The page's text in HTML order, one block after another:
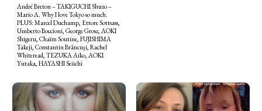
André Breton – TAKIGUCHI Shuzo –
Mario A. Why I love Tokyo so much.
PLUS: Marcel Duchamp, Ettore Sottsass,
Umberto Boccioni, George Grosz, AOKI
Shigeru, Chaïm Soutine, FUJISHIMA
Takeji, Constantin Brâncuși, Rachel
Whiteread, TEZUKA Aiko, AOKI
Yutaka, HAYASHI Seiichi